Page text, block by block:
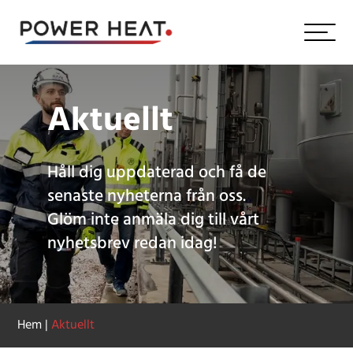
Aktuellt
Håll dig uppdaterad och få de
senaste nyheterna från oss.
Glöm inte anmäla dig till vårt
nyhetsbrev redan idag!
Hem |Aktuellt